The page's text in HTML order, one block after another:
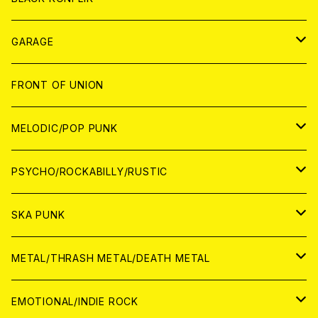
ANALOG
GARAGE
JAPAN
アナログ
CD
WORLD
アナログ
CD
FRONT OF UNION
MELODIC/POP PUNK
JAPAN
CD
ANALOG
WORLD
CD
ANALOG
PSYCHO/ROCKABILLY/RUSTIC
JAPAN
CD
ANALOG
WORLD
CD
SKA PUNK
JAPAN
CD
WORLD
METAL/THRASH METAL/DEATH METAL
JAPAN
EMOTIONAL/INDIE ROCK